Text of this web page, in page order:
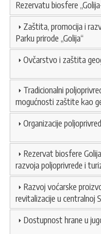
Rezervatu biosfere
Zaštita, promocija i
Parku prirode „Golija“
Ovčarstvo i zaštita
Tradicionalni
mogućnosti zaštite kao
Organizacije
Rezervat biosfere
razvoja poljoprivrede i
Razvoj voćarske
revitalizacije u centralnoj
Dostupnost hrane u